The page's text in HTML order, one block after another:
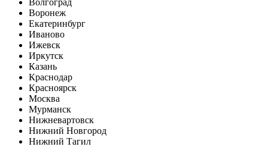
Волгоград
Воронеж
Екатеринбург
Иваново
Ижевск
Иркутск
Казань
Краснодар
Красноярск
Москва
Мурманск
Нижневартовск
Нижний Новгород
Нижний Тагил